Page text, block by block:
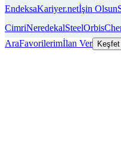
EndeksaKariyer.netİşin Olsun
CimriNeredekalSteelOrbis
AraFavorilerimİlan Ver Keşfet